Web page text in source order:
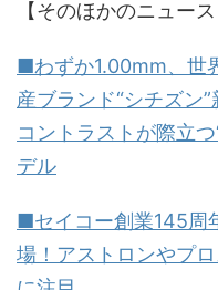
【そのほかのニュー
■わずか1.00mm、世
産ブランド“シチズン
コントラストが際立
デル
■セイコー創業145周
場！アストロンやプ